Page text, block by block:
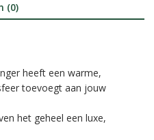
:
(0)
heeft een warme,
toevoegt aan jouw
het geheel een luxe,